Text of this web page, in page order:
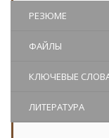
РЕЗЮМЕ
ФАЙЛЫ
КЛЮЧЕВЫЕ
ЛИТЕРАТУРА